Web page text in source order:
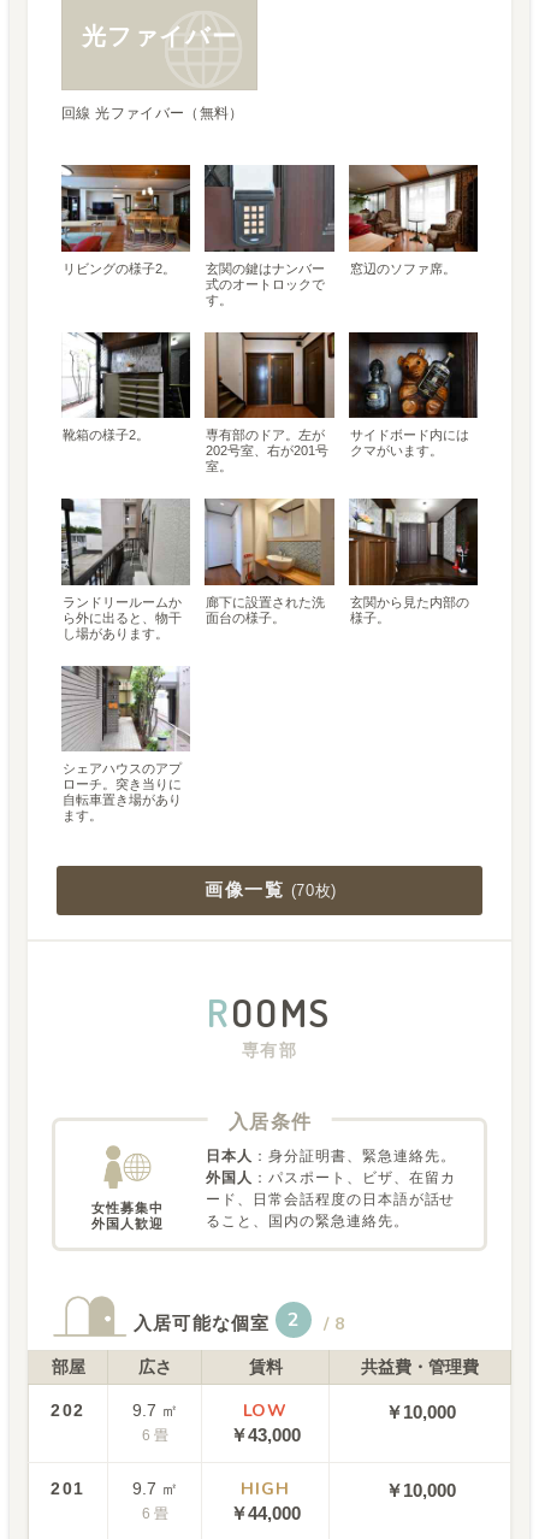
光ファイバー
回線 光ファイバー（無料）
リビングの様子2。
玄関の鍵はナンバー
式のオートロックで
す。
窓辺のソファ席。
靴箱の様子2。
専有部のドア。左が
202号室、右が201号
室。
サイドボード内には
クマがいます。
ランドリールームか
ら外に出ると、物干
し場があります。
廊下に設置された洗
面台の様子。
玄関から見た内部の
様子。
シェアハウスのアプ
ローチ。突き当りに
自転車置き場があり
ます。
画像一覧 (70枚)
ROOMS
専有部
入居条件
女性募集中
外国人歓迎
日本人 ： 身分証明書、緊急連絡先。
外国人 ： パスポート、ビザ、在留カ
ード、日常会話程度の日本語が話せ
ること、国内の緊急連絡先。
入居可能な個室 2 / 8
部屋 広さ 賃料 共益費・管理費
202 9.7 ㎡
6 畳
LOW
￥43,000
￥10,000
201 9.7 ㎡
6 畳
HIGH
￥44,000
￥10,000